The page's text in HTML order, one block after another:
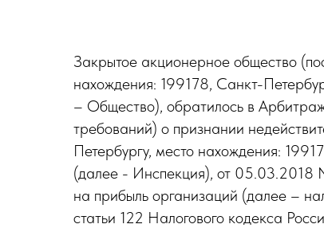
Закрытое акционерное общество
нахождения: 199178, Санкт-
– Общество), обратилось в
требований) о признании
Петербургу, место нахождения:
(далее - Инспекция), от
на прибыль организаций (далее –
статьи 122 Налогового кодекса